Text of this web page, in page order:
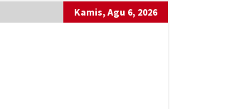
Kamis, Agu 6, 2026